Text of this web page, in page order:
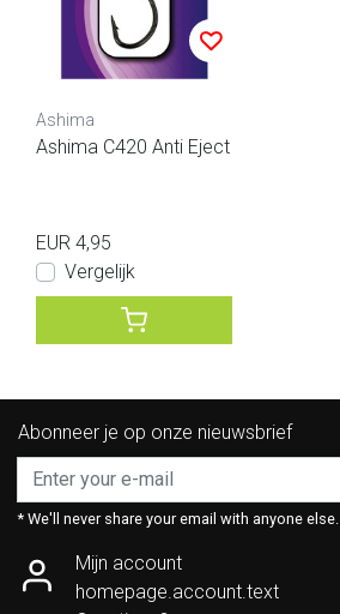
Ashima
Ashima C420 Anti Eject
EUR 4,95
Vergelijk
Abonneer je op onze nieuwsbrief
* We'll never share your email with anyone else.
Mijn account
homepage.account.text